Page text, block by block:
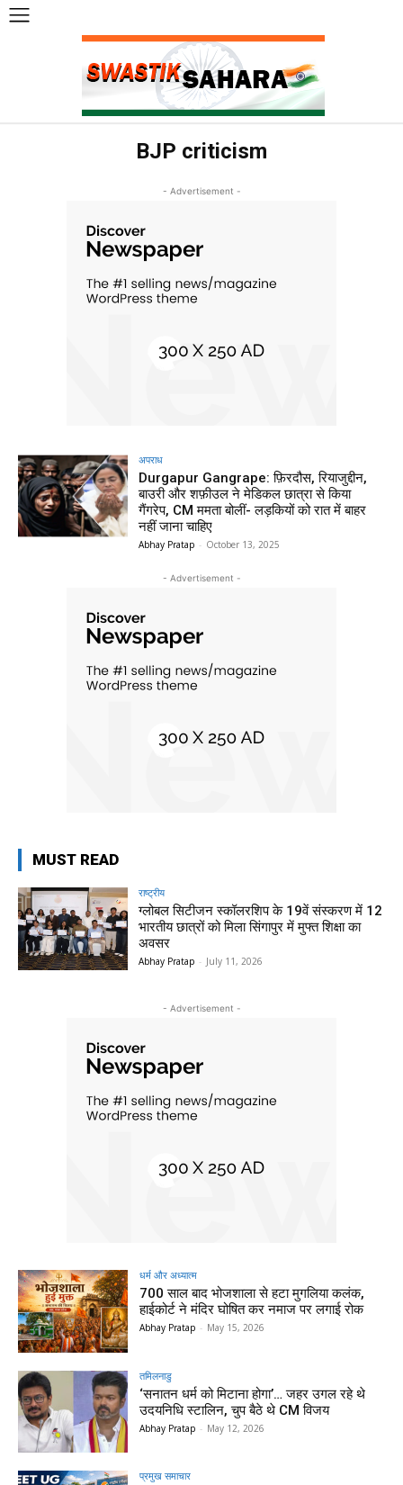
BJP criticism
- Advertisement -
अपराध
Durgapur Gangrape: फ़िरदौस, रियाजुद्दीन,
बाउरी और शफ़ीउल ने मेडिकल छात्रा से किया
गैंगरेप, CM ममता बोलीं- लड़कियों को रात में बाहर
नहीं जाना चाहिए
Abhay Pratap - October 13, 2025
- Advertisement -
MUST READ
राष्ट्रीय
ग्लोबल सिटीजन स्कॉलरशिप के 19वें संस्करण में 12
भारतीय छात्रों को मिला सिंगापुर में मुफ्त शिक्षा का
अवसर
Abhay Pratap - July 11, 2026
- Advertisement -
धर्म और अध्यात्म
700 साल बाद भोजशाला से हटा मुगलिया कलंक,
हाईकोर्ट ने मंदिर घोषित कर नमाज पर लगाई रोक
Abhay Pratap - May 15, 2026
तमिलनाडु
‘सनातन धर्म को मिटाना होगा’… जहर उगल रहे थे
उदयनिधि स्टालिन, चुप बैठे थे CM विजय
Abhay Pratap - May 12, 2026
प्रमुख समाचार‎